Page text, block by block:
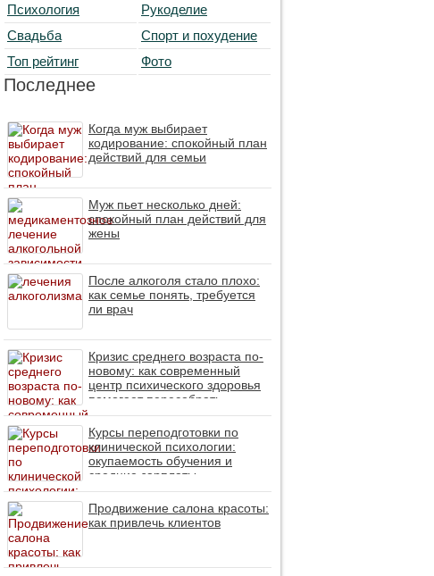
Психология
Рукоделие
Свадьба
Спорт и похудение
Топ рейтинг
Фото
Последнее
Когда муж выбирает
кодирование: спокойный план
действий для семьи
Муж пьет несколько дней:
спокойный план действий для
жены
После алкоголя стало плохо:
как семье понять, требуется
ли врач
Кризис среднего возраста по-
новому: как современный
центр психического здоровья
помогает пересобрать
личность без таблеток (методы
ДПДГ и КПТ)
Курсы переподготовки по
клинической психологии:
окупаемость обучения и
средние зарплаты
специалистов в 2026 году
Продвижение салона красоты:
как привлечь клиентов